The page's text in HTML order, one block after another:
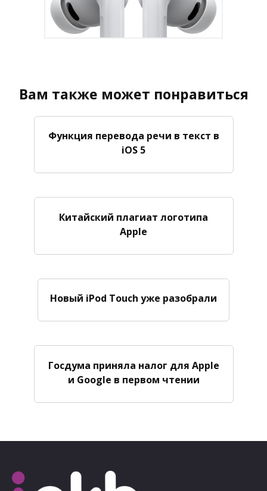
Вам также может понравиться
Функция перевода речи в текст в
iOS 5
Китайский плагиат логотипа
Apple
Новый iPod Touch уже разобрали
Госдума приняла налог для Apple
и Google в первом чтении